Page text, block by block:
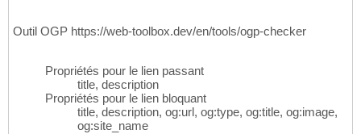
Outil OGP https://web-toolbox.dev/en/tools/ogp-checker
Propriétés pour le lien passant
title, description
Propriétés pour le lien bloquant
title, description, og:url, og:type, og:title, og:image,
og:site_name